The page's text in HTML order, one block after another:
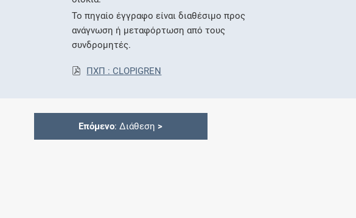
Το πηγαίο έγγραφο είναι διαθέσιμο προς
ανάγνωση ή μεταφόρτωση από τους
συνδρομητές.
ΠΧΠ : CLOPIGREN
Επόμενο: Διάθεση >